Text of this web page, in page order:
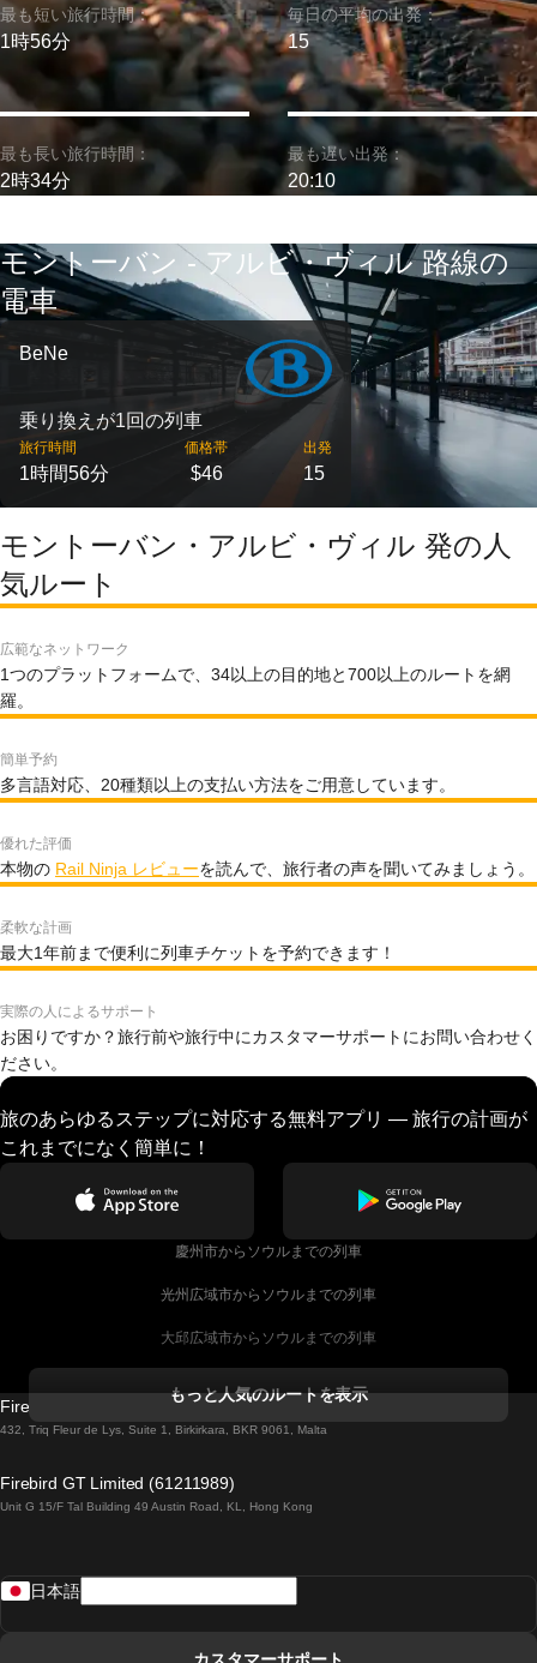
最も短い旅行時間：
1時56分
最も長い旅行時間：
2時34分
毎日の平均の出発：
15
最も遅い出発：
20:10
モントーバン - アルビ・ヴィル 路線の
電車
BeNe
乗り換えが1回の列車
旅行時間
1時間56分
価格帯
$46
出発
15
モントーバン・アルビ・ヴィル 発の人
気ルート
広範なネットワーク
1つのプラットフォームで、34以上の目的地と700以上のルートを網
羅。
簡単予約
多言語対応、20種類以上の支払い方法をご用意しています。
優れた評価
本物の Rail Ninja レビューを読んで、旅行者の声を聞いてみましょう。
柔軟な計画
最大1年前まで便利に列車チケットを予約できます！
実際の人によるサポート
お困りですか？旅行前や旅行中にカスタマーサポートにお問い合わせく
ださい。
旅のあらゆるステップに対応する無料アプリ — 旅行の計画が
これまでになく簡単に！
慶州市からソウルまでの列車
光州広域市からソウルまでの列車
大邱広域市からソウルまでの列車
ダブリンからゴールウェイまでの列車
ローマからナポリまでの列車
もっと人気のルートを表示
Firebird GT Limited (OC 1451)
432, Triq Fleur de Lys, Suite 1, Birkirkara, BKR 9061, Malta
Firebird GT Limited (61211989)
Unit G 15/F Tal Building 49 Austin Road, KL, Hong Kong
日本語